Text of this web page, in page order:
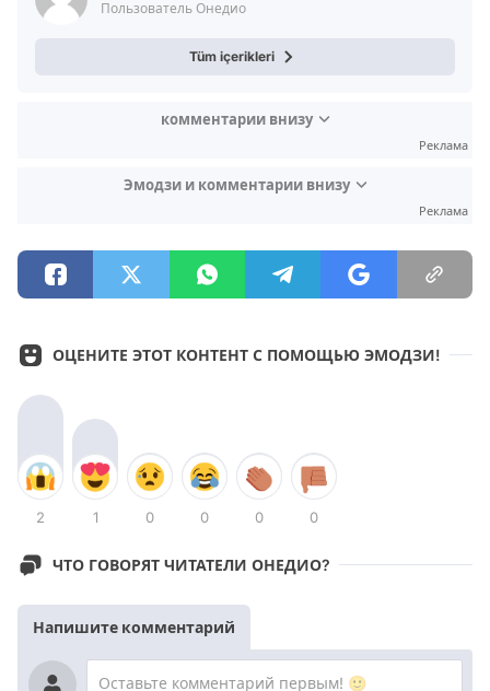
Пользователь Онедио
Tüm içerikleri
комментарии внизу
Реклама
Эмодзи и комментарии внизу
Реклама
ОЦЕНИТЕ ЭТОТ КОНТЕНТ С ПОМОЩЬЮ ЭМОДЗИ!
2 1 0 0 0 0
ЧТО ГОВОРЯТ ЧИТАТЕЛИ ОНЕДИО?
Напишите комментарий